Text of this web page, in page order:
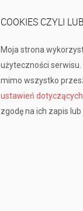
COOKIES CZYLI
Moja strona
użyteczności
mimo wszystko
ustawień
zgodę na ich zapis